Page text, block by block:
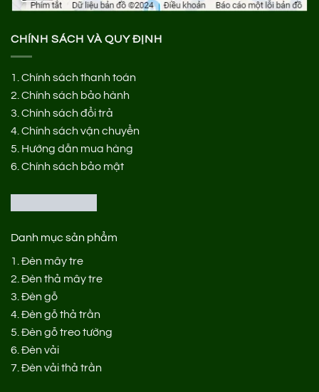
CHÍNH SÁCH VÀ QUY ĐỊNH
1. Chính sách thanh toán
2. Chính sách bảo hành
3. Chính sách đổi trả
4. Chính sách vận chuyển
5. Hướng dẫn mua hàng
6. Chính sách bảo mật
Danh mục sản phẩm
1. Đèn mây tre
2. Đèn thả mây tre
3. Đèn gỗ
4. Đèn gỗ thả trần
5. Đèn gỗ treo tường
6. Đèn vải
7. Đèn vải thả trần